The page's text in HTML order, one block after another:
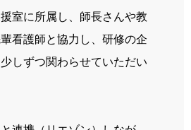
室に所属し、師長さんや教
看護師と協力し、研修の企
しずつ関わらせていただい